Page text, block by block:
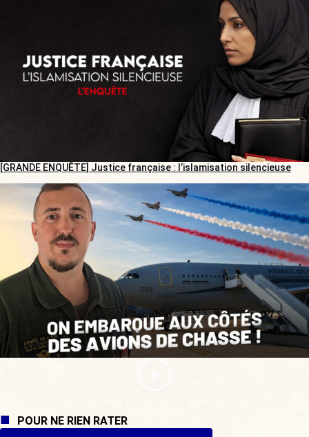
[GRANDE ENQUÊTE] Justice française : l’islamisation silencieuse
POUR NE RIEN RATER